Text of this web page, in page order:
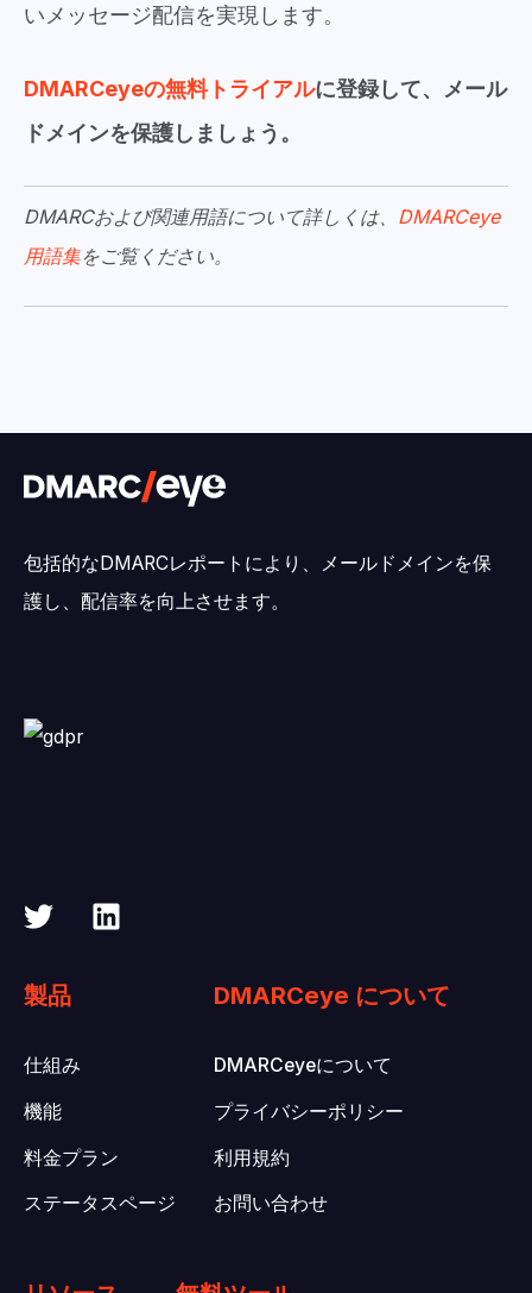
いメッセージ配信を実現します。
DMARCeyeの無料トライアルに登録して、メール
ドメインを保護しましょう。
DMARCおよび関連用語について詳しくは、 DMARCeye
用語集をご覧ください。
包括的なDMARCレポートにより、メールドメインを保
護し、配信率を向上させます。
製品
仕組み
機能
料金プラン
ステータスページ
DMARCeye について
DMARCeyeについて
プライバシーポリシー
利用規約
お問い合わせ